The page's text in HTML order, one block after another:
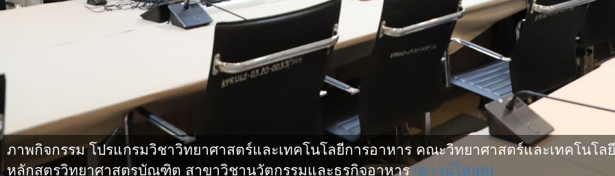
ภาพกิจกรรม โปรแกรมวิชาวิทยาศาสตร์และเทคโนโลยีการอาหาร คณะวิทยาศาสตร์และเทคโนโ
หลักสูตรวิทยาศาสตรบัณฑิต สาขาวิชานวัตกรรมและธุรกิจอาหาร [ดาวน์โหลด]